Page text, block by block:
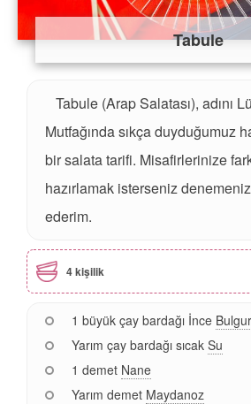
Tabule
Tabule (Arap Salatası), adını
Mutfağında sıkça duyduğumuz
bir salata tarifi. Misafirlerinize
hazırlamak isterseniz
ederim.
4 kişilik
1 büyük çay bardağı İnce Bulgur
Yarım çay bardağı sıcak Su
1 demet Nane
Yarım demet Maydanoz